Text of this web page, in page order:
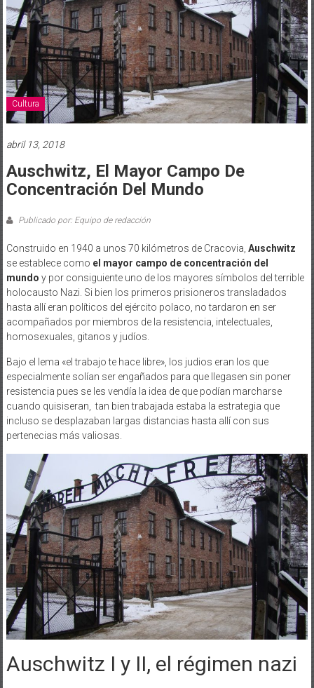
Cultura
abril 13, 2018
Auschwitz, El Mayor Campo De
Concentración Del Mundo
Publicado por: Equipo de redacción
Construido en 1940 a unos 70 kilómetros de Cracovia, Auschwitz
se establece como el mayor campo de concentración del
mundo y por consiguiente uno de los mayores símbolos del terrible
holocausto Nazi. Si bien los primeros prisioneros transladados
hasta allí eran políticos del ejército polaco, no tardaron en ser
acompañados por miembros de la resistencia, intelectuales,
homosexuales, gitanos y judíos.
Bajo el lema «el trabajo te hace libre», los judios eran los que
especialmente solían ser engañados para que llegasen sin poner
resistencia pues se les vendía la idea de que podían marcharse
cuando quisiseran, tan bien trabajada estaba la estrategia que
incluso se desplazaban largas distancias hasta allí con sus
pertenecias más valiosas.
Auschwitz I y II, el régimen nazi